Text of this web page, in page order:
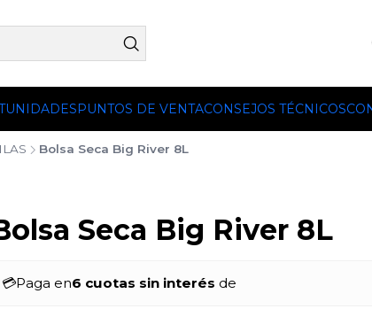
PUNTOS DE VENTACONSEJOS TÉCNICOS
Bolsa Seca Big River 8L
Seca Big River 8L
💳Paga en6 cuotas sin interés de